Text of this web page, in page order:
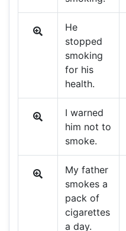
He
stopped
smoking
for his
health.
I warned
him not to
smoke.
My father
smokes a
pack of
cigarettes
a day.